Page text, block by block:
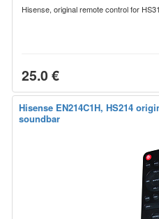
Hisense, original remote control for
25.0 €
Hisense EN214C1H, HS214
soundbar